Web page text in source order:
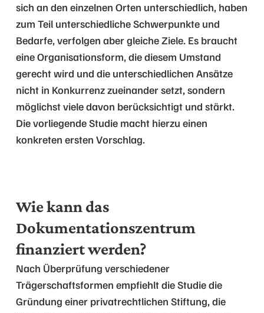
sich an den einzelnen Orten unterschiedlich, haben
zum Teil unterschiedliche Schwerpunkte und
Bedarfe, verfolgen aber gleiche Ziele. Es braucht
eine Organisationsform, die diesem Umstand
gerecht wird und die unterschiedlichen Ansätze
nicht in Konkurrenz zueinander setzt, sondern
möglichst viele davon berücksichtigt und stärkt.
Die vorliegende Studie macht hierzu einen
konkreten ersten Vorschlag.
Wie kann das
Dokumentationszentrum
finanziert werden?
Nach Überprüfung verschiedener
Trägerschaftsformen empfiehlt die Studie die
Gründung einer privatrechtlichen Stiftung, die